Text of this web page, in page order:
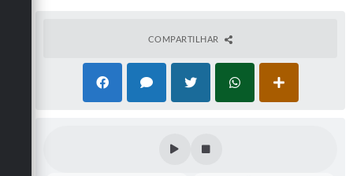
COMPARTILHAR